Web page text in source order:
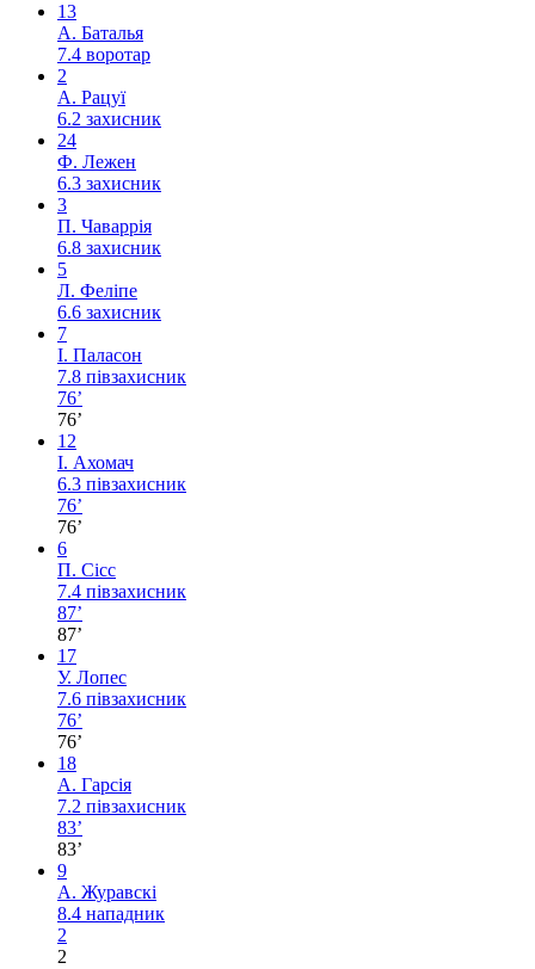
13
А. Баталья
7.4 воротар
2
А. Рацуї
6.2 захисник
24
Ф. Лежен
6.3 захисник
3
П. Чаваррія
6.8 захисник
5
Л. Феліпе
6.6 захисник
7
І. Паласон
7.8 півзахисник
76’
76’
12
І. Ахомач
6.3 півзахисник
76’
76’
6
П. Сісс
7.4 півзахисник
87’
87’
17
У. Лопес
7.6 півзахисник
76’
76’
18
А. Гарсія
7.2 півзахисник
83’
83’
9
А. Журавскі
8.4 нападник
2
2